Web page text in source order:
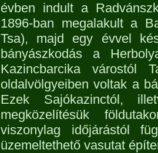
évben indult a
1896-ban megalakult a
Tsa), majd egy évvel
bányászkodás a
Kazincbarcika várostól
oldalvölgyeiben voltak a
Ezek Sajókazinctól,
megközelítésük
viszonylag időjárástól
üzemeltethető vasutat